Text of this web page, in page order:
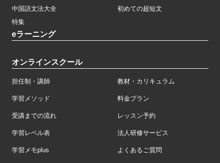
中国語文法大全
初めての超短文
特集
eラーニング
オンラインスクール
担任制・講師 教材・カリキュラム
学習メソッド 料金プラン
受講までの流れ レッスン予約
学習レベル表 法人研修サービス
学習メモplus よくあるご質問